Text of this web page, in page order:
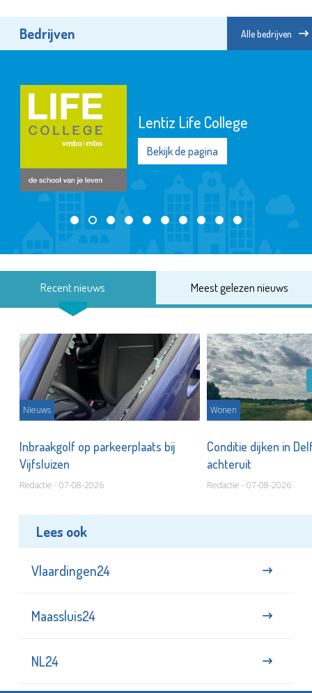
Bedrijven Alle bedrijven
Lentiz Life College
Bekijk de pagina
Recent nieuws Meest gelezen nieuws
Nieuws
Inbraakgolf op parkeerplaats bij
Vijfsluizen
Redactie - 07-08-2026
Wonen
Conditie dijken in
achteruit
Redactie - 07-08-2026
Lees ook
Vlaardingen24
Maassluis24
NL24